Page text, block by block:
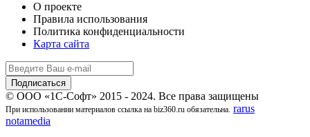
О проекте
Правила использования
Политика конфиденциальности
Карта сайта
© ООО «1С-Софт» 2015 - 2024. Все права защищены
При использовании материалов ссылка на biz360.ru обязательна. rarus
notamedia